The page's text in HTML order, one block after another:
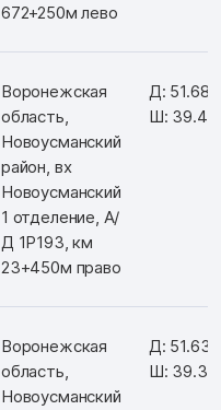
672+250м лево
Воронежская
область,
Новоусманский
район, вх
Новоусманский
1 отделение, А/
Д 1Р193, км
23+450м право
Д:
Ш:
Воронежская
область,
Новоусманский
Д:
Ш: